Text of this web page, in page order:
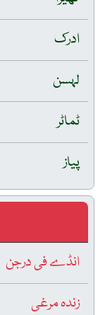
ادرک
لہسن
ٹماٹر
پیاز
انڈے فی درجن
زندہ مرغی